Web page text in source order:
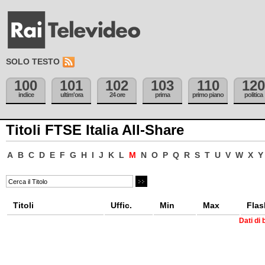
SOLO TESTO
100
indice
101
ultim'ora
102
24 ore
103
prima
110
primo piano
120
politica
Titoli FTSE Italia All-Share
A B C D E F G H I J K L M N O P Q R S T U V W X Y
Titoli Uffic. Min Max
Dati di